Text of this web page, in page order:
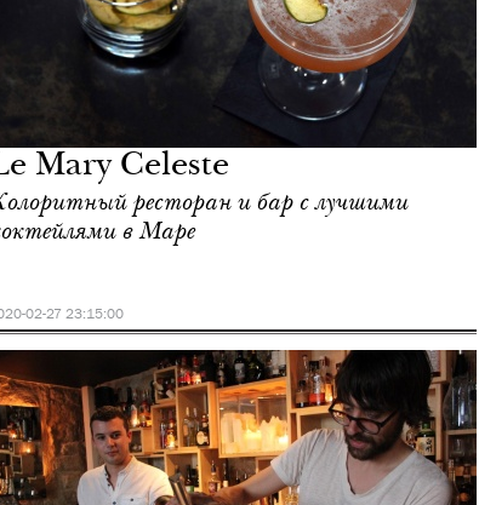
Mary Celeste
ресторан и бар с лучшими
в Маре
02-27 23:15:00